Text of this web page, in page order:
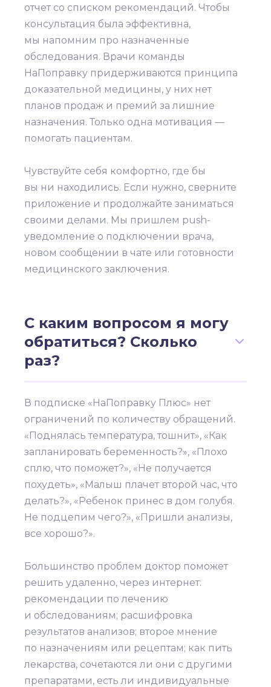
отчет со списком рекомендаций. Чтобы
консультация была эффективна,
мы напомним про назначенные
обследования. Врачи команды
НаПоправку придерживаются принципа
доказательной медицины, у них нет
планов продаж и премий за лишние
назначения. Только одна мотивация —
помогать пациентам.
Чувствуйте себя комфортно, где бы
вы ни находились. Если нужно, сверните
приложение и продолжайте заниматься
своими делами. Мы пришлем push-
уведомление о подключении врача,
новом сообщении в чате или готовности
медицинского заключения.
С каким вопросом я могу
обратиться? Сколько
раз?
В подписке «НаПоправку Плюс» нет
ограничений по количеству обращений.
«Поднялась температура, тошнит», «Как
запланировать беременность?», «Плохо
сплю, что поможет?», «Не получается
похудеть», «Малыш плачет второй час, что
делать?», «Ребенок принес в дом голубя.
Не подцепим чего?», «Пришли анализы,
все хорошо?».
Большинство проблем доктор поможет
решить удаленно, через интернет:
рекомендации по лечению
и обследованиям; расшифровка
результатов анализов; второе мнение
по назначениям или рецептам; как пить
лекарства, сочетаются ли они с другими
препаратами, есть ли индивидуальные